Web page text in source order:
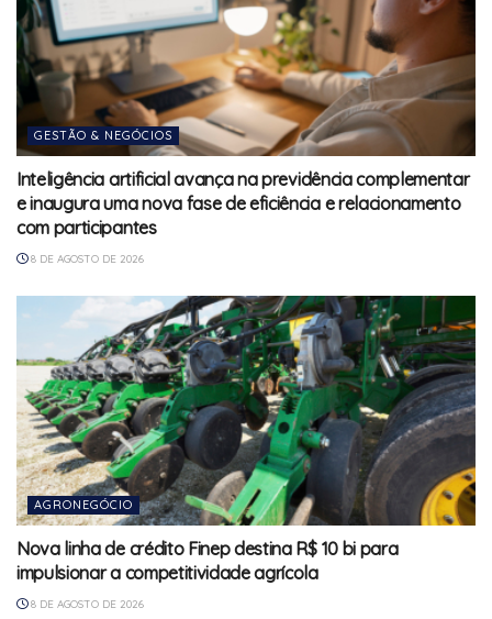
GESTÃO & NEGÓCIOS
Inteligência artificial avança na previdência complementar
e inaugura uma nova fase de eficiência e relacionamento
com participantes
8 DE AGOSTO DE 2026
AGRONEGÓCIO
Nova linha de crédito Finep destina R$ 10 bi para
impulsionar a competitividade agrícola
8 DE AGOSTO DE 2026